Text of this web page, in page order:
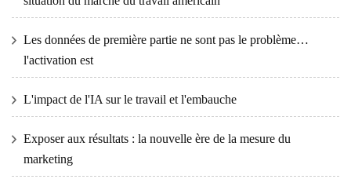
Les données de première partie ne sont pas le problème…
l'activation est
L'impact de l'IA sur le travail et l'embauche
Exposer aux résultats : la nouvelle ère de la mesure du
marketing